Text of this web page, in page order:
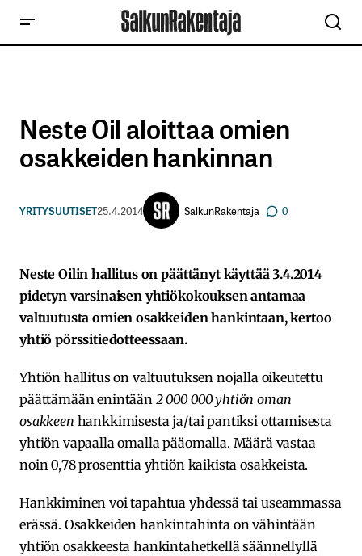
Neste Oil aloittaa omien
osakkeiden hankinnan
YRITYSUUTISET25.4.2014 SalkunRakentaja 0
Neste Oilin hallitus on päättänyt käyttää 3.4.2014
pidetyn varsinaisen yhtiökokouksen antamaa
valtuutusta omien osakkeiden hankintaan, kertoo
yhtiö pörssitiedotteessaan.
Yhtiön hallitus on valtuutuksen nojalla oikeutettu
päättämään enintään 2 000 000 yhtiön oman
osakkeen hankkimisesta ja/tai pantiksi ottamisesta
yhtiön vapaalla omalla pääomalla. Määrä vastaa
noin 0,78 prosenttia yhtiön kaikista osakkeista.
Hankkiminen voi tapahtua yhdessä tai useammassa
erässä. Osakkeiden hankintahinta on vähintään
yhtiön osakkeesta hankintahetkellä säännellyllä